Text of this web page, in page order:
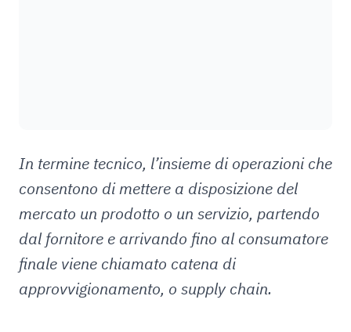
In termine tecnico, l’insieme di operazioni che
consentono di mettere a disposizione del
mercato un prodotto o un servizio, partendo
dal fornitore e arrivando fino al consumatore
finale viene chiamato catena di
approvvigionamento, o supply chain.